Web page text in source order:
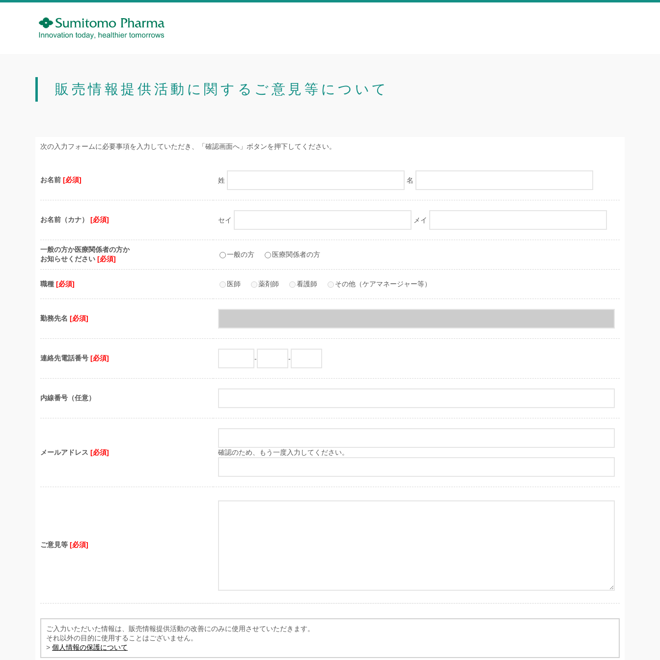
販売情報提供活動に関するご意見等について
次の入力フォームに必要事項を入力していただき、「確認画面へ」ボタンを押下してください。
お名前 [必須] 姓 名
お名前（カナ） [必須] セイ メイ
一般の方か医療関係者の方か
お知らせください [必須]
一般の方 医療関係者の方
職種 [必須] 医師 薬剤師 看護師 その他（ケアマネージャー等）
勤務先名 [必須]
連絡先電話番号 [必須] - -
内線番号（任意）
メールアドレス [必須] 確認のため、もう一度入力してください。
ご意見等 [必須]
ご入力いただいた情報は、販売情報提供活動の改善にのみに使用させていただきます。
それ以外の目的に使用することはございません。
> 個人情報の保護について